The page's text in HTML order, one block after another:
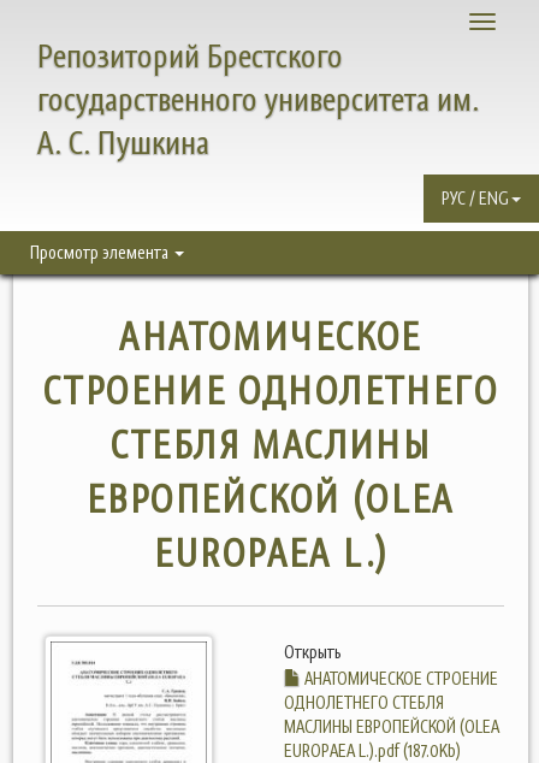
Toggle
Репозиторий Брестского
государственного университета им.
А. С. Пушкина
РУС / ENG
Просмотр элемента
АНАТОМИЧЕСКОЕ
СТРОЕНИЕ ОДНОЛЕТНЕГО
СТЕБЛЯ МАСЛИНЫ
ЕВРОПЕЙСКОЙ (OLEA
EUROPAEA L.)
Открыть
АНАТОМИЧЕСКОЕ СТРОЕНИЕ
ОДНОЛЕТНЕГО СТЕБЛЯ
МАСЛИНЫ ЕВРОПЕЙСКОЙ (OLEA
EUROPAEA L.).pdf (187.0Kb)